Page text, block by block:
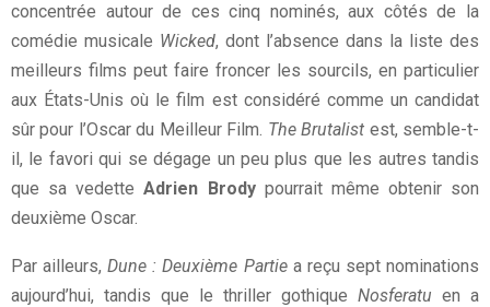
concentrée autour de ces cinq nominés, aux côtés de la
comédie musicale Wicked, dont l’absence dans la liste des
meilleurs films peut faire froncer les sourcils, en particulier
aux États-Unis où le film est considéré comme un candidat
sûr pour l’Oscar du Meilleur Film. The Brutalist est, semble-t-
il, le favori qui se dégage un peu plus que les autres tandis
que sa vedetteAdrien Brodypourrait même obtenir son
deuxième Oscar.
Par ailleurs,Dune : Deuxième Partiea reçu sept nominations
aujourd’hui, tandis que le thriller gothique Nosferatu en a